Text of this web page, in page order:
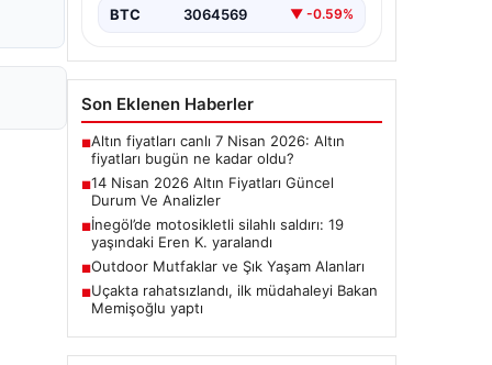
BTC 3064569 ▼ -0.59%
Son Eklenen Haberler
■Altın fiyatları canlı 7 Nisan 2026: Altın
fiyatları bugün ne kadar oldu?
■14 Nisan 2026 Altın Fiyatları Güncel
Durum Ve Analizler
■İnegöl’de motosikletli silahlı saldırı: 19
yaşındaki Eren K. yaralandı
■Outdoor Mutfaklar ve Şık Yaşam Alanları
■Uçakta rahatsızlandı, ilk müdahaleyi Bakan
Memişoğlu yaptı